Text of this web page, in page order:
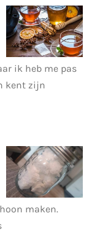
ik heb me pas
kent zijn
maken.